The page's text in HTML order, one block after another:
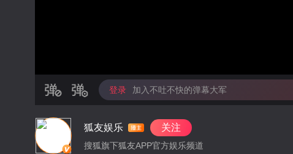
登录 加入不吐不快的弹幕大军
狐友娱乐 关注
搜狐旗下狐友APP官方娱乐频道